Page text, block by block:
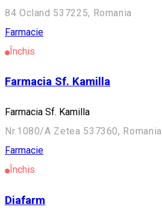
84 Ocland 537225, Romania
Farmacie
Închis
Farmacia Sf. Kamilla
Farmacia Sf. Kamilla
Nr.1080/A Zetea 537360, Romania
Farmacie
Închis
Diafarm